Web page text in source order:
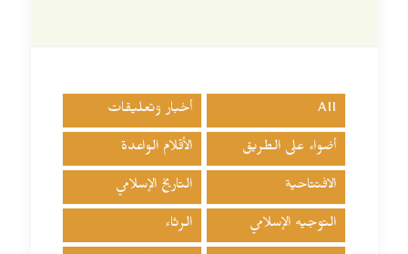
All أخبار وتعليقات
أضواء على الطريق الأقلام الواعدة
الافتتاحية التاريخ الإسلامي
التوجيه الإسلامي الرثاء